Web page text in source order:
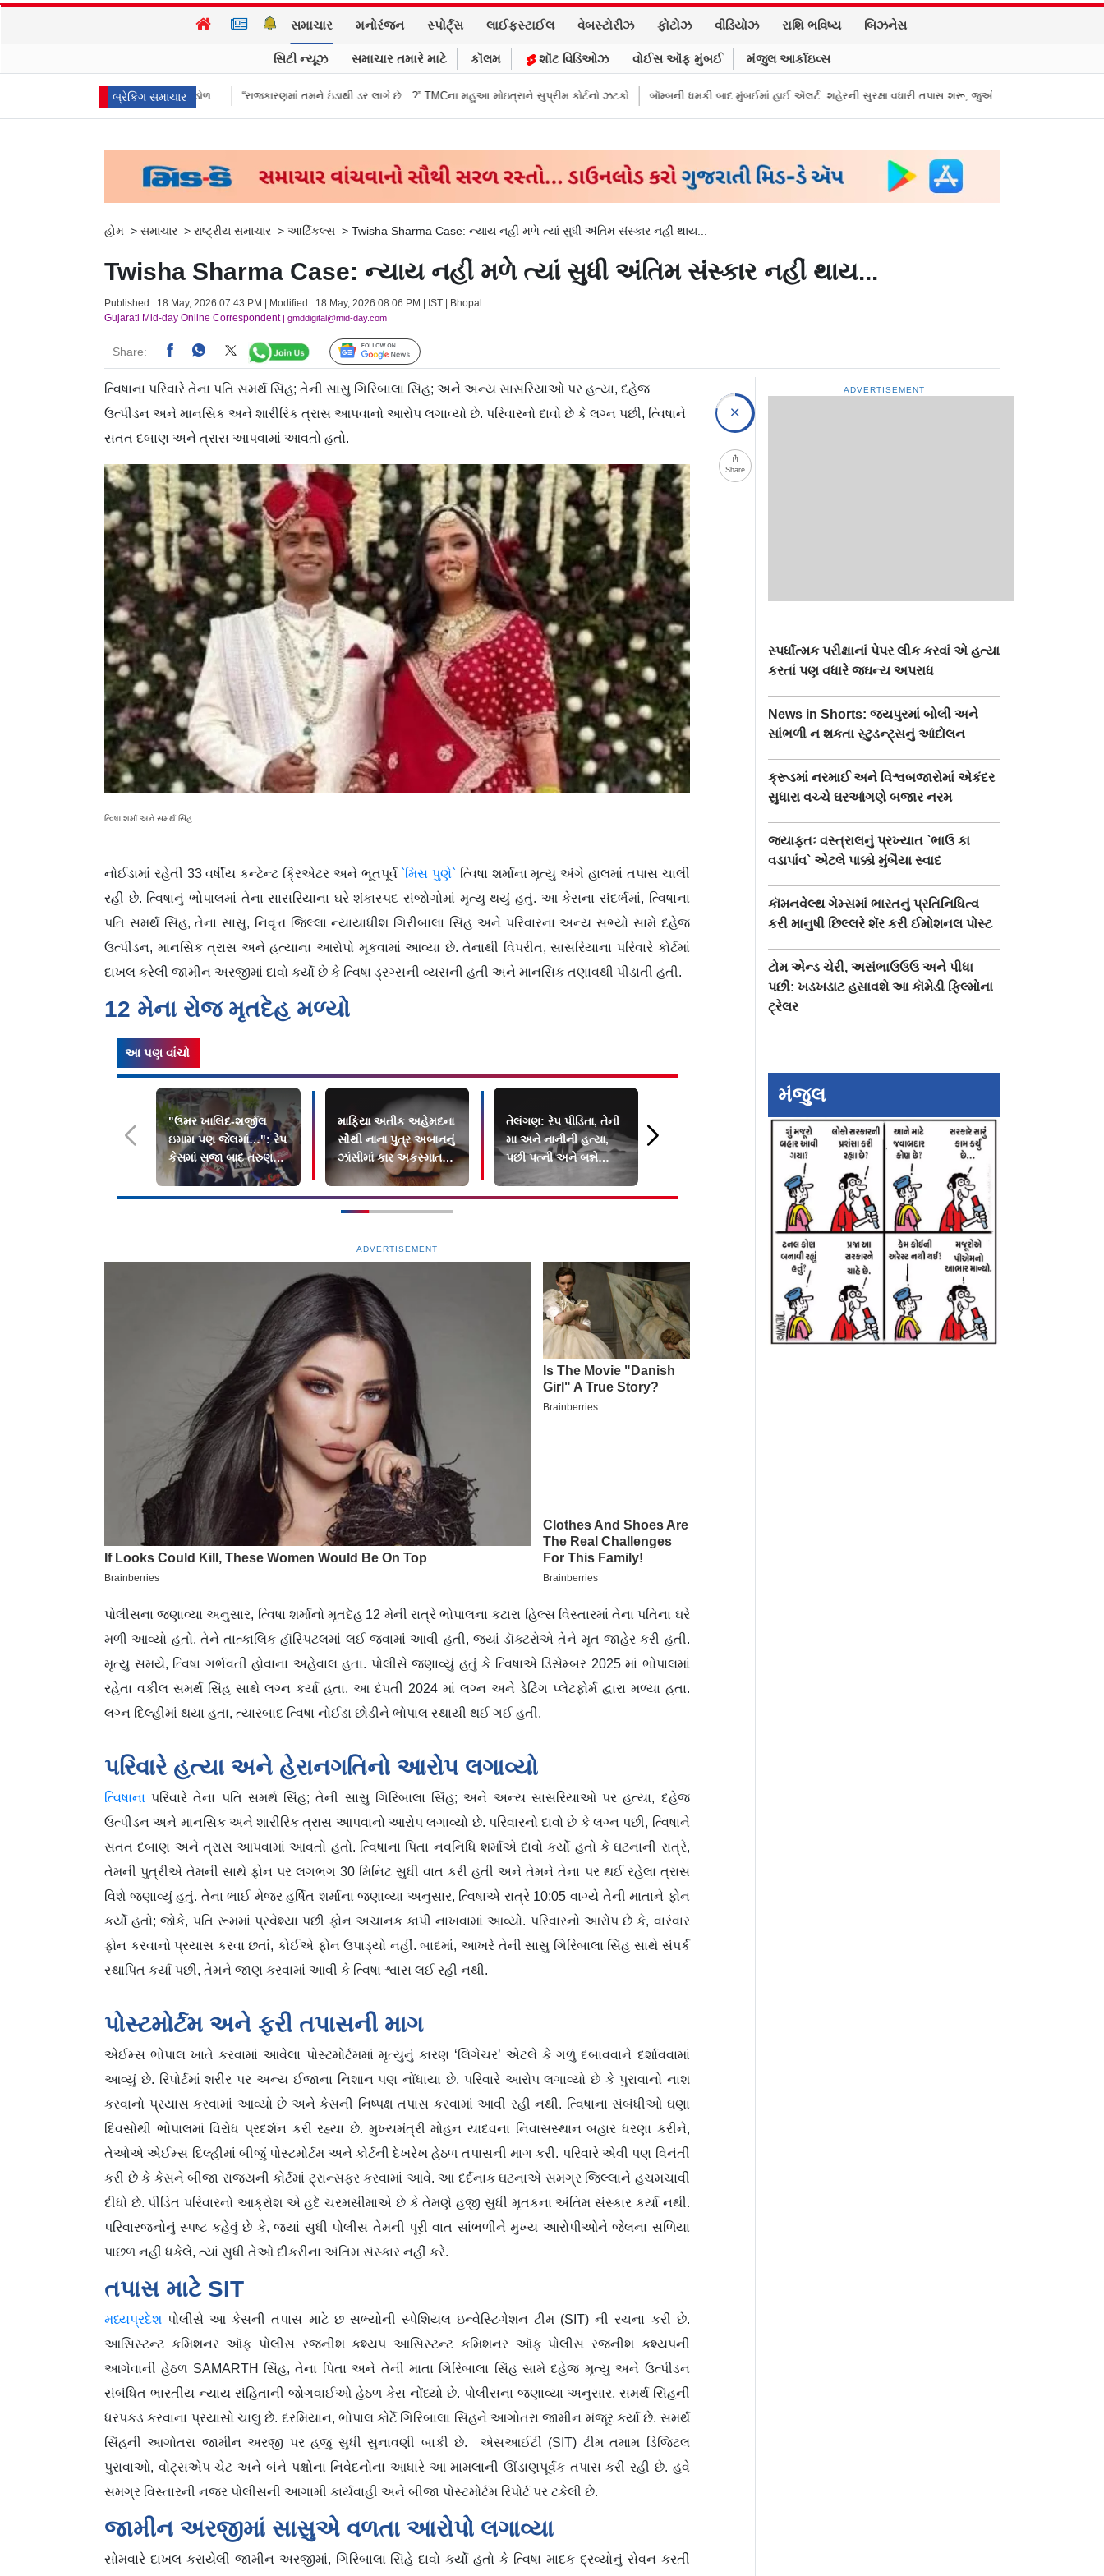
સમાચાર મનોરંજન સ્પોર્ટ્સ લાઈફસ્ટાઈલ વેબસ્ટોરીઝ ફોટોઝ વીડિયોઝ રાશિ ભવિષ્ય બિઝનેસ
સિટી ન્યૂઝ સમાચાર તમારે માટે કૉલમ શૉટ વિડિઓઝ વોઈસ ઑફ મુંબઈ મંજુલ આર્કાઇવ્સ
બ્રેકિંગ સમાચાર
જવાબ, કહ્યું વિદેશી ભંડોળ… “રાજકારણમાં તમને ઇંડાથી ડર લાગે છે…?” TMCના મહુઆ મોઇત્રાને સુપ્રીમ કોર્ટનો ઝટકો બૉમ્બની ધમકી બાદ મુંબઈમાં હાઈ ઍલર્ટ: શહેરની સુરક્ષા વધારી તપાસ શરૂ, જુઓ તસવીરો એક પર હુમલો, બધા પર
હોમ > સમાચાર > રાષ્ટ્રીય સમાચાર > આર્ટિકલ્સ > Twisha Sharma Case: ન્યાય નહીં મળે ત્યાં સુધી અંતિમ સંસ્કાર નહીં થાય...
Twisha Sharma Case: ન્યાય નહીં મળે ત્યાં સુધી અંતિમ સંસ્કાર નહીં થાય...
Published : 18 May, 2026 07:43 PM | Modified : 18 May, 2026 08:06 PM | IST | Bhopal
Gujarati Mid-day Online Correspondent| gmddigital@mid-day.com
Share: Follow Us
ત્વિષાના પરિવારે તેના પતિ સમર્થ સિંહ; તેની સાસુ ગિરિબાલા સિંહ; અને અન્ય સાસરિયાઓ પર હત્યા, દહેજ
ઉત્પીડન અને માનસિક અને શારીરિક ત્રાસ આપવાનો આરોપ લગાવ્યો છે. પરિવારનો દાવો છે કે લગ્ન પછી, ત્વિષાને
સતત દબાણ અને ત્રાસ આપવામાં આવતો હતો.
ત્વિષા શર્મા અને સમર્થ સિંહ
નોઈડામાં રહેતી 33 વર્ષીય કન્ટેન્ટ ક્રિએટર અને ભૂતપૂર્વ `મિસ પુણે` ત્વિષા શર્માના મૃત્યુ અંગે હાલમાં તપાસ ચાલી
રહી છે. ત્વિષાનું ભોપાલમાં તેના સાસરિયાના ઘરે શંકાસ્પદ સંજોગોમાં મૃત્યુ થયું હતું. આ કેસના સંદર્ભમાં, ત્વિષાના
પતિ સમર્થ સિંહ, તેના સાસુ, નિવૃત્ત જિલ્લા ન્યાયાધીશ ગિરીબાલા સિંહ અને પરિવારના અન્ય સભ્યો સામે દહેજ
ઉત્પીડન, માનસિક ત્રાસ અને હત્યાના આરોપો મૂકવામાં આવ્યા છે. તેનાથી વિપરીત, સાસરિયાના પરિવારે કોર્ટમાં
દાખલ કરેલી જામીન અરજીમાં દાવો કર્યો છે કે ત્વિષા ડ્રગ્સની વ્યસની હતી અને માનસિક તણાવથી પીડાતી હતી.
12 મેના રોજ મૃતદેહ મળ્યો
આ પણ વાંચો
"ઉમર ખાલિદ-શર્જીલ
ઇમામ પણ જેલમાં…": રેપ
કેસમાં સજા બાદ તરુણ
તેજપાલે શું કહ્યું?
માફિયા અતીક અહેમદના
સૌથી નાના પુત્ર અબાનનું
ઝાંસીમાં કાર અકસ્માતમાં
મોત
તેલંગણ: રેપ પીડિતા, તેની
મા અને નાનીની હત્યા,
પછી પત્ની અને બન્ને
બાળકોની હત્યા
Bengaluruની સ્કૂલમાં
`તમારા પતિ આવ્યા છે`
એમ કહી શિક્ષિકાને બહાર
બોલાવી અને કરી દીધી
હત્યા
ADVERTISEMENT
પોલીસના જણાવ્યા અનુસાર, ત્વિષા શર્માનો મૃતદેહ 12 મેની રાત્રે ભોપાલના કટારા હિલ્સ વિસ્તારમાં તેના પતિના ઘરે
મળી આવ્યો હતો. તેને તાત્કાલિક હૉસ્પિટલમાં લઈ જવામાં આવી હતી, જ્યાં ડૉક્ટરોએ તેને મૃત જાહેર કરી હતી.
મૃત્યુ સમયે, ત્વિષા ગર્ભવતી હોવાના અહેવાલ હતા. પોલીસે જણાવ્યું હતું કે ત્વિષાએ ડિસેમ્બર 2025 માં ભોપાલમાં
રહેતા વકીલ સમર્થ સિંહ સાથે લગ્ન કર્યા હતા. આ દંપતી 2024 માં લગ્ન અને ડેટિંગ પ્લેટફોર્મ દ્વારા મળ્યા હતા.
લગ્ન દિલ્હીમાં થયા હતા, ત્યારબાદ ત્વિષા નોઈડા છોડીને ભોપાલ સ્થાયી થઈ ગઈ હતી.
પરિવારે હત્યા અને હેરાનગતિનો આરોપ લગાવ્યો
ત્વિષાના પરિવારે તેના પતિ સમર્થ સિંહ; તેની સાસુ ગિરિબાલા સિંહ; અને અન્ય સાસરિયાઓ પર હત્યા, દહેજ
ઉત્પીડન અને માનસિક અને શારીરિક ત્રાસ આપવાનો આરોપ લગાવ્યો છે. પરિવારનો દાવો છે કે લગ્ન પછી, ત્વિષાને
સતત દબાણ અને ત્રાસ આપવામાં આવતો હતો. ત્વિષાના પિતા નવનિધિ શર્માએ દાવો કર્યો હતો કે ઘટનાની રાત્રે,
તેમની પુત્રીએ તેમની સાથે ફોન પર લગભગ 30 મિનિટ સુધી વાત કરી હતી અને તેમને તેના પર થઈ રહેલા ત્રાસ
વિશે જણાવ્યું હતું. તેના ભાઈ મેજર હર્ષિત શર્માના જણાવ્યા અનુસાર, ત્વિષાએ રાત્રે 10:05 વાગ્યે તેની માતાને ફોન
કર્યો હતો; જોકે, પતિ રૂમમાં પ્રવેશ્યા પછી ફોન અચાનક કાપી નાખવામાં આવ્યો. પરિવારનો આરોપ છે કે, વારંવાર
ફોન કરવાનો પ્રયાસ કરવા છતાં, કોઈએ ફોન ઉપાડ્યો નહીં. બાદમાં, આખરે તેની સાસુ ગિરિબાલા સિંહ સાથે સંપર્ક
સ્થાપિત કર્યા પછી, તેમને જાણ કરવામાં આવી કે ત્વિષા શ્વાસ લઈ રહી નથી.
પોસ્ટમોર્ટમ અને ફરી તપાસની માગ
એઈમ્સ ભોપાલ ખાતે કરવામાં આવેલા પોસ્ટમોર્ટમમાં મૃત્યુનું કારણ ‘લિગેચર’ એટલે કે ગળું દબાવવાને દર્શાવવામાં
આવ્યું છે. રિપોર્ટમાં શરીર પર અન્ય ઈજાના નિશાન પણ નોંધાયા છે. પરિવારે આરોપ લગાવ્યો છે કે પુરાવાનો નાશ
કરવાનો પ્રયાસ કરવામાં આવ્યો છે અને કેસની નિષ્પક્ષ તપાસ કરવામાં આવી રહી નથી. ત્વિષાના સંબંધીઓ ઘણા
દિવસોથી ભોપાલમાં વિરોધ પ્રદર્શન કરી રહ્યા છે. મુખ્યમંત્રી મોહન યાદવના નિવાસસ્થાન બહાર ધરણા કરીને,
તેઓએ એઈમ્સ દિલ્હીમાં બીજું પોસ્ટમોર્ટમ અને કોર્ટની દેખરેખ હેઠળ તપાસની માગ કરી. પરિવારે એવી પણ વિનંતી
કરી છે કે કેસને બીજા રાજ્યની કોર્ટમાં ટ્રાન્સફર કરવામાં આવે. આ દર્દનાક ઘટનાએ સમગ્ર જિલ્લાને હચમચાવી
દીધો છે. પીડિત પરિવારનો આક્રોશ એ હદે ચરમસીમાએ છે કે તેમણે હજી સુધી મૃતકના અંતિમ સંસ્કાર કર્યા નથી.
પરિવારજનોનું સ્પષ્ટ કહેવું છે કે, જ્યાં સુધી પોલીસ તેમની પૂરી વાત સાંભળીને મુખ્ય આરોપીઓને જેલના સળિયા
પાછળ નહીં ધકેલે, ત્યાં સુધી તેઓ દીકરીના અંતિમ સંસ્કાર નહીં કરે.
તપાસ માટે SIT
મધ્યપ્રદેશપોલીસે આ કેસની તપાસ માટે છ સભ્યોની સ્પેશિયલ ઇન્વેસ્ટિગેશન ટીમ (SIT) ની રચના કરી છે.
આસિસ્ટન્ટ કમિશનર ઑફ પોલીસ રજનીશ કશ્યપ આસિસ્ટન્ટ કમિશનર ઑફ પોલીસ રજનીશ કશ્યપની
આગેવાની હેઠળ SAMARTH સિંહ, તેના પિતા અને તેની માતા ગિરિબાલા સિંહ સામે દહેજ મૃત્યુ અને ઉત્પીડન
સંબંધિત ભારતીય ન્યાય સંહિતાની જોગવાઈઓ હેઠળ કેસ નોંધ્યો છે. પોલીસના જણાવ્યા અનુસાર, સમર્થ સિંહની
ધરપકડ કરવાના પ્રયાસો ચાલુ છે. દરમિયાન, ભોપાલ કોર્ટે ગિરિબાલા સિંહને આગોતરા જામીન મંજૂર કર્યા છે. સમર્થ
સિંહની આગોતરા જામીન અરજી પર હજુ સુધી સુનાવણી બાકી છે. એસઆઈટી (SIT) ટીમ તમામ ડિજિટલ
પુરાવાઓ, વોટ્સએપ ચેટ અને બંને પક્ષોના નિવેદનોના આધારે આ મામલાની ઊંડાણપૂર્વક તપાસ કરી રહી છે. હવે
સમગ્ર વિસ્તારની નજર પોલીસની આગામી કાર્યવાહી અને બીજા પોસ્ટમોર્ટમ રિપોર્ટ પર ટકેલી છે.
જામીન અરજીમાં સાસુએ વળતા આરોપો લગાવ્યા
સોમવારે દાખલ કરાયેલી જામીન અરજીમાં, ગિરિબાલા સિંહે દાવો કર્યો હતો કે ત્વિષા માદક દ્રવ્યોનું સેવન કરતી
Share
ADVERTISEMENT
સ્પર્ધાત્મક પરીક્ષાનાં પેપર લીક કરવાં એ હત્યા
કરતાં પણ વધારે જઘન્ય અપરાધ
News in Shorts: જયપુરમાં બોલી અને
સાંભળી ન શકતા સ્ટુડન્ટ્સનું આંદોલન
ક્રૂડમાં નરમાઈ અને વિશ્વબજારોમાં એકંદર
સુધારા વચ્ચે ઘરઆંગણે બજાર નરમ
જ્યાફતઃ વસ્ત્રાલનું પ્રખ્યાત `ભાઉ કા
વડાપાંવ` એટલે પાક્કો મુંબૈયા સ્વાદ
કૉમનવેલ્થ ગેમ્સમાં ભારતનું પ્રતિનિધિત્વ
કરી માનુષી છિલ્લરે શૅર કરી ઈમોશનલ પોસ્ટ
ટોમ એન્ડ ચેરી, અસંભાઉઉઉ અને પીધા
પછી: ખડખડાટ હસાવશે આ કૉમેડી ફિલ્મોના
ટ્રેલર
મંજુલ